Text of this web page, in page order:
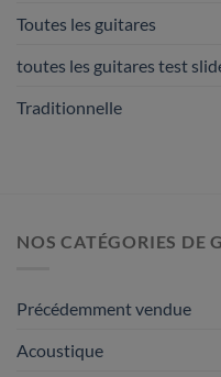
Toutes les guitares
toutes les guitares test
Traditionnelle
NOS CATÉGORIES DE
Précédemment vendue
Acoustique